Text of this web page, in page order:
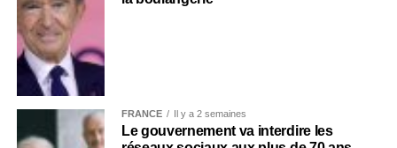
FRANCE Il y a 2 semaines
Le gouvernement va interdire les